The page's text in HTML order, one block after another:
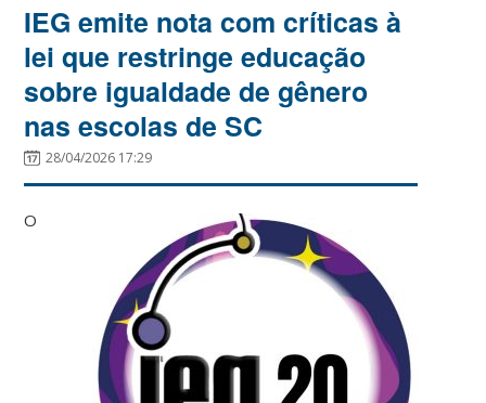
IEG emite nota com críticas à
lei que restringe educação
sobre igualdade de gênero
nas escolas de SC
28/04/2026 17:29
O